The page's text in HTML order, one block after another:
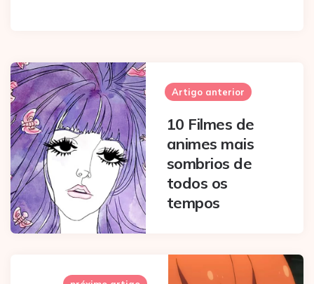
Post
navigation
Artigo anterior
10 Filmes de
animes mais
sombrios de
todos os
tempos